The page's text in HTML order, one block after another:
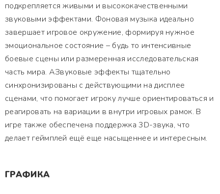
подкрепляется живыми и высококачественными
звуковыми эффектами. Фоновая музыка идеально
завершает игровое окружение, формируя нужное
эмоциональное состояние – будь то интенсивные
боевые сцены или размеренная исследовательская
часть мира. АЗвуковые эффекты тщательно
синхронизированы с действующими на дисплее
сценами, что помогает игроку лучше ориентироваться и
реагировать на вариации в внутри игровых рамок. В
игре также обеспечена поддержка 3D-звука, что
делает геймплей ещё еще насыщеннее и интересным.
ГРАФИКА